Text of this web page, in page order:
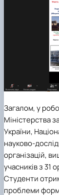
Загалом, у
Міністерства
України,
науково-
організацій,
учасників з 31
Студенти
проблеми